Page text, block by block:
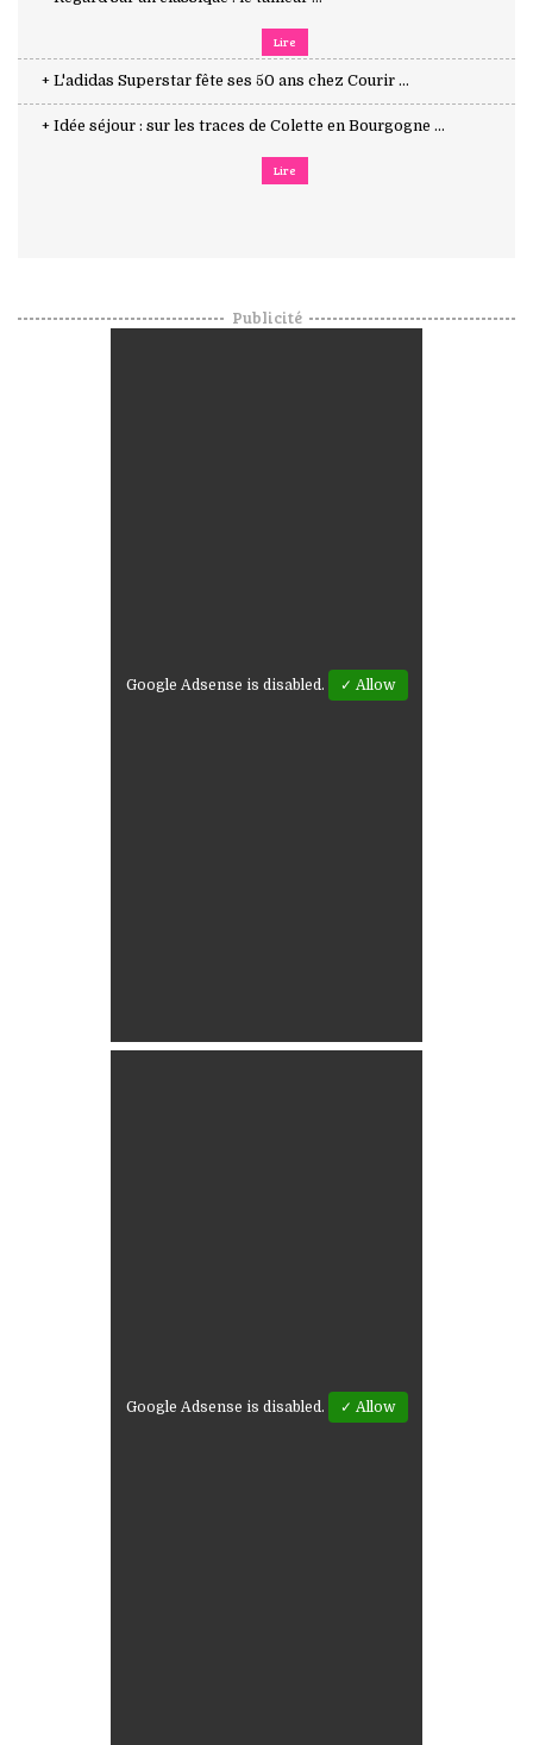
Lire
+ L'adidas Superstar fête ses 50 ans chez Courir ...
+ Idée séjour : sur les traces de Colette en Bourgogne ...
Lire
Publicité
Google Adsense is disabled. ✓ Allow
Google Adsense is disabled. ✓ Allow